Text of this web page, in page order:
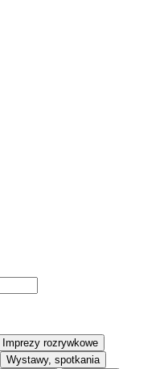
Imprezy rozrywkowe
Wystawy, spotkania